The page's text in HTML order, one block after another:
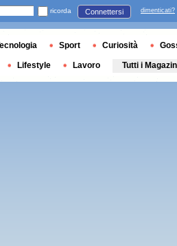
ricorda Connettersi dimenticati?
Sport Curiosità
Lifestyle Lavoro Tutti i